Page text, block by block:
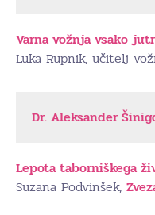
Varna vožnja vsako
Luka Rupnik, učitelj
Dr. Aleksander
Lepota taborniškega
Suzana Podvinšek,